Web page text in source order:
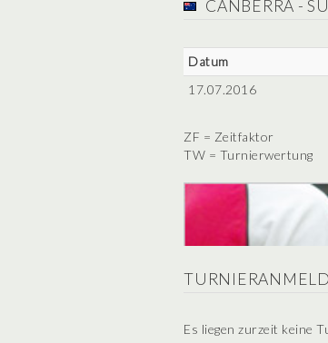
CANBERRA -
Datum
17.07.2016
ZF = Zeitfaktor
TW = Turnierwertung
Es liegen zurzeit keine